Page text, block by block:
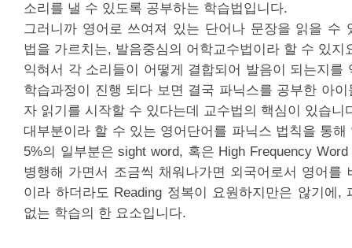
소리를 낼 수 있도록 공부하는 학습법입니다.
그러니까 영어로 쓰여져 있는 단어나 문장을 읽을 수
법을 가르치는, 발음중심의 어학교수법이라 할 수 있지
익혀서 각 소리들이 어떻게 결합되어 발음이 되는지를
학습과정이 진행 되다 보면 결국 파닉스를 공부한 아
자 읽기를 시작할 수 있다는데 교수법의 핵심이 있습니
대부분이라 할 수 있는 영어단어를 파닉스 법칙을 통해
5%의 일부분은 sight word, 혹은 High Frequency
병행해 가면서 조금씩 채워나가면 외국어로서 영어를
이라 하더라도 Reading 정복이 요원하지만은 않기에,
없는 학습의 한 요소입니다.